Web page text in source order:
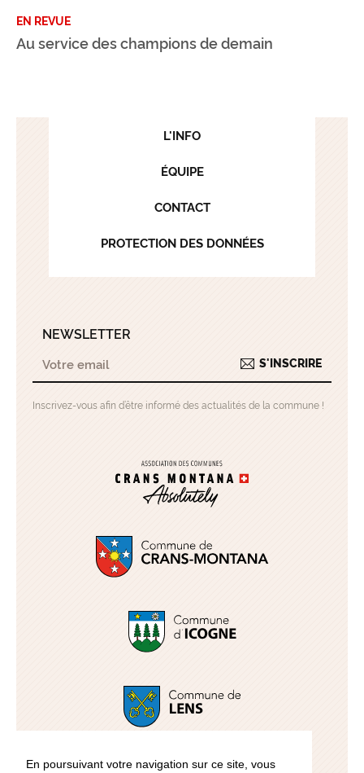
En poursuivant votre navigation sur ce site, vous
EN REVUE
Au service des champions de demain
L'INFO
ÉQUIPE
CONTACT
PROTECTION DES DONNÉES
NEWSLETTER
S'INSCRIRE
Inscrivez-vous afin d’être informé des actualités de la commune !